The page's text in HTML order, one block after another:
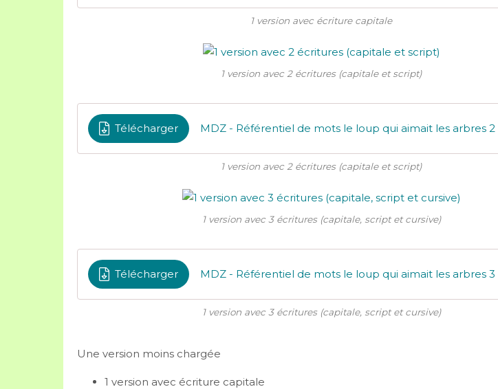
1 version avec écriture capitale
1 version avec 2 écritures (capitale et script)
Télécharger
1 version avec 2 écritures (capitale et script)
1 version avec 3 écritures (capitale, script et cursive)
Télécharger
1 version avec 3 écritures (capitale, script et cursive)
Une version moins chargée
1 version avec écriture capitale